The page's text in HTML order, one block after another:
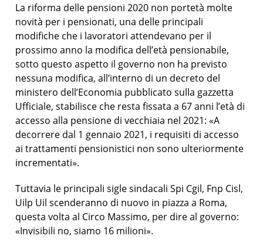
La riforma delle pensioni 2020 non portetà molte
novità per i pensionati, una delle principali
modifiche che i lavoratori attendevano per il
prossimo anno la modifica dell’età pensionabile,
sotto questo aspetto il governo non ha previsto
nessuna modifica, all’interno di un decreto del
ministero dell’Economia pubblicato sulla gazzetta
Ufficiale, stabilisce che resta fissata a 67 anni l’età di
accesso alla pensione di vecchiaia nel 2021: «A
decorrere dal 1 gennaio 2021, i requisiti di accesso
ai trattamenti pensionistici non sono ulteriormente
incrementati».
Tuttavia le principali sigle sindacali Spi Cgil, Fnp Cisl,
Uilp Uil scenderanno di nuovo in piazza a Roma,
questa volta al Circo Massimo, per dire al governo:
«Invisibili no, siamo 16 milioni».